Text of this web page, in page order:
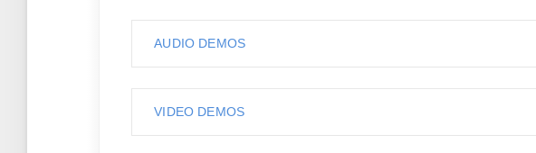
AUDIO DEMOS
VIDEO DEMOS